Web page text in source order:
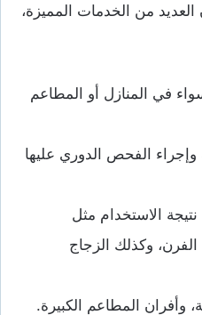
من الخدمات المميزة،
في المنازل أو المطاعم
وإجراء الفحص الدوري عليها
نتيجة الاستخدام مثل
وكذلك الزجاج
وأفران المطاعم الكبيرة.